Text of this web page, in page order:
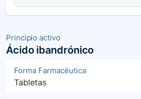
Principio activo
Ácido ibandrónico
Forma Farmacéutica
Tabletas